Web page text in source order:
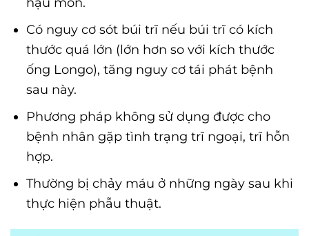
Có nguy cơ sót búi trĩ nếu búi trĩ có kích
thước quá lớn (lớn hơn so với kích thước
ống Longo), tăng nguy cơ tái phát bệnh
sau này.
Phương pháp không sử dụng được cho
bệnh nhân gặp tình trạng trĩ ngoại, trĩ hỗn
hợp.
Thường bị chảy máu ở những ngày sau khi
thực hiện phẫu thuật.